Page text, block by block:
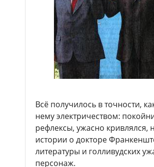
Всё получилось в точности,
нему электричеством:
рефлексы, ужасно кривлялся,
истории о докторе
литературы и голливудских
персонаж.